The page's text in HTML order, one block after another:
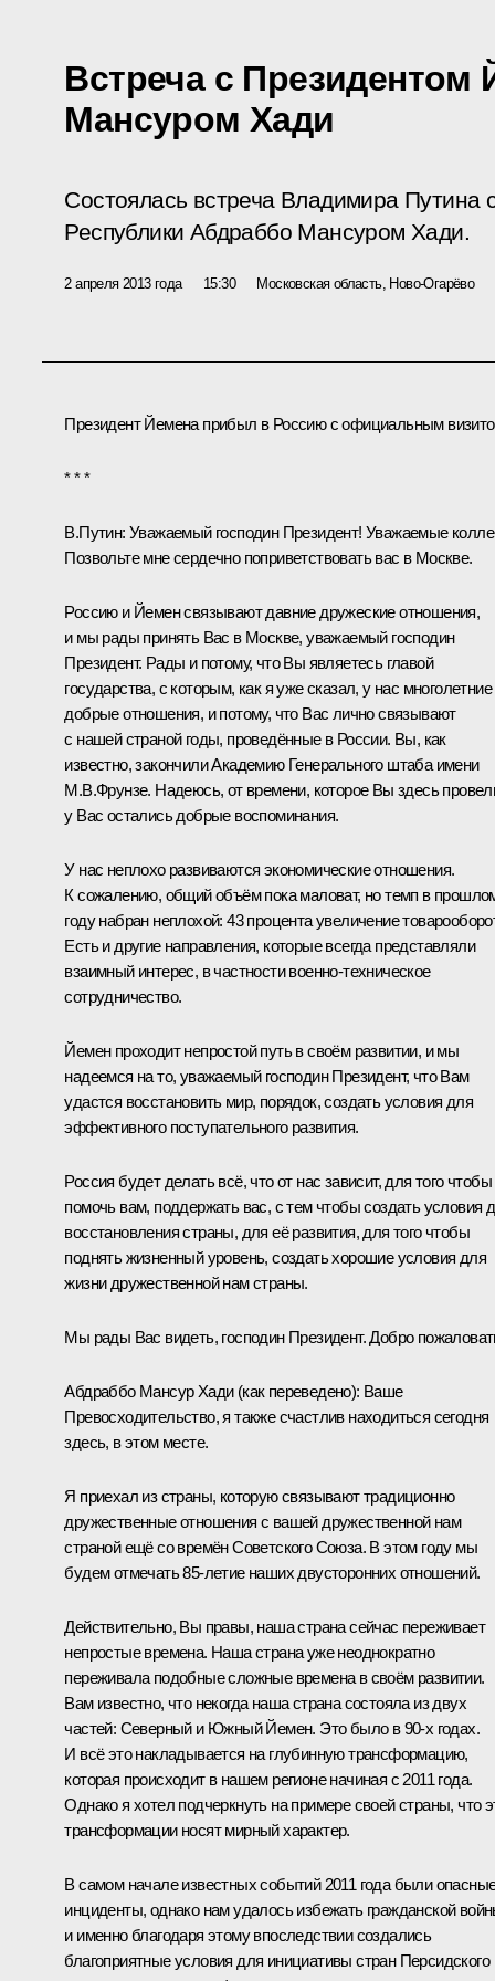
Встреча с Президентом
Мансуром Хади
Состоялась встреча Владимира Путина
Республики Абдраббо Мансуром Хади.
2 апреля 2013 года 15:30 Московская область, Ново-Огарёво
Президент Йемена прибыл в Россию с официальным
* * *
В.Путин: Уважаемый господин Президент! Уважаемые
Позвольте мне сердечно поприветствовать вас в Москве.
Россию и Йемен связывают давние дружеские отношения,
и мы рады принять Вас в Москве, уважаемый господин
Президент. Рады и потому, что Вы являетесь главой
государства, с которым, как я уже сказал, у нас многолетние
добрые отношения, и потому, что Вас лично связывают
с нашей страной годы, проведённые в России. Вы, как
известно, закончили Академию Генерального штаба имени
М.В.Фрунзе. Надеюсь, от времени, которое Вы здесь
у Вас остались добрые воспоминания.
У нас неплохо развиваются экономические отношения.
К сожалению, общий объём пока маловат, но темп в
году набран неплохой: 43 процента увеличение
Есть и другие направления, которые всегда представляли
взаимный интерес, в частности военно-техническое
сотрудничество.
Йемен проходит непростой путь в своём развитии, и мы
надеемся на то, уважаемый господин Президент, что Вам
удастся восстановить мир, порядок, создать условия для
эффективного поступательного развития.
Россия будет делать всё, что от нас зависит, для того чтобы
помочь вам, поддержать вас, с тем чтобы создать условия
восстановления страны, для её развития, для того чтобы
поднять жизненный уровень, создать хорошие условия для
жизни дружественной нам страны.
Мы рады Вас видеть, господин Президент. Добро
Абдраббо Мансур Хади (как переведено): Ваше
Превосходительство, я также счастлив находиться сегодня
здесь, в этом месте.
Я приехал из страны, которую связывают традиционно
дружественные отношения с вашей дружественной нам
страной ещё со времён Советского Союза. В этом году мы
будем отмечать 85-летие наших двусторонних отношений.
Действительно, Вы правы, наша страна сейчас переживает
непростые времена. Наша страна уже неоднократно
переживала подобные сложные времена в своём развитии.
Вам известно, что некогда наша страна состояла из двух
частей: Северный и Южный Йемен. Это было в 90-х годах.
И всё это накладывается на глубинную трансформацию,
которая происходит в нашем регионе начиная с 2011 года.
Однако я хотел подчеркнуть на примере своей страны, что
трансформации носят мирный характер.
В самом начале известных событий 2011 года были
инциденты, однако нам удалось избежать гражданской
и именно благодаря этому впоследствии создались
благоприятные условия для инициативы стран Персидского